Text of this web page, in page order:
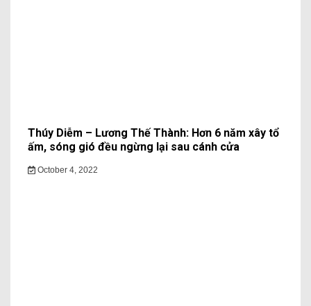
Thúy Diễm – Lương Thế Thành: Hơn 6 năm xây tổ
ấm, sóng gió đều ngừng lại sau cánh cửa
October 4, 2022